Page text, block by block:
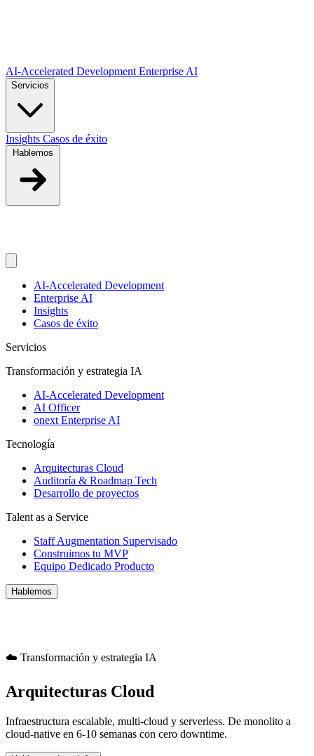
AI-Accelerated Development Enterprise AI
Servicios
Insights Casos de éxito
AI-Accelerated Development
Enterprise AI
Insights
Casos de éxito
Servicios
Transformación y estrategia IA
AI-Accelerated Development
AI Officer
onext Enterprise AI
Tecnología
Arquitecturas Cloud
Auditoría & Roadmap Tech
Desarrollo de proyectos
Talent as a Service
Staff Augmentation Supervisado
Construimos tu MVP
Equipo Dedicado Producto
Hablemos
☁️ Transformación y estrategia IA
Arquitecturas Cloud
Infraestructura escalable, multi-cloud y serverless. De monolito a
cloud-native en 6-10 semanas con cero downtime.